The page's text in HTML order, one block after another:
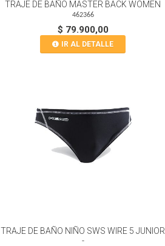
TRAJE DE BAÑO MASTER BACK WOMEN
462366
$ 79.900,00
IR AL DETALLE
TRAJE DE BAÑO NIÑO SWS WIRE 5 JUNIOR
-